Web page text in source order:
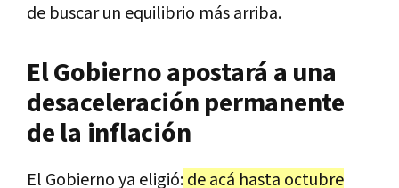
de buscar un equilibrio más arriba.
El Gobierno apostará a una
desaceleración permanente
de la inflación
El Gobierno ya eligió:de acá hasta octubre